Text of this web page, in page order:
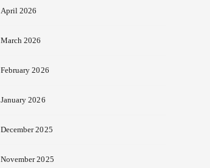
April 2026
March 2026
February 2026
January 2026
December 2025
November 2025